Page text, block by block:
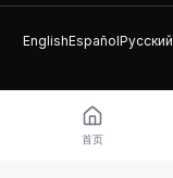
EnglishEspañolРусский
©
该平
首页